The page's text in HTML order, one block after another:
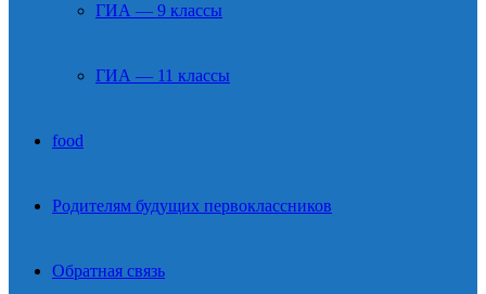
ГИА — 9 классы
ГИА — 11 классы
food
Родителям будущих первоклассников
Обратная связь